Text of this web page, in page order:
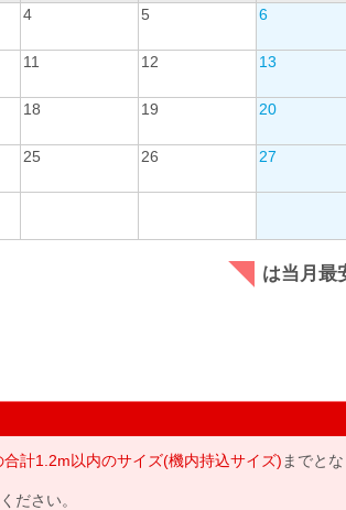
4 5 6
11 12 13
18 19 20
25 26 27
は当月最
計1.2m以内のサイズ(機内持込サイズ) までと
ださい。